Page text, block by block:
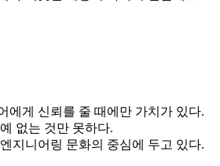
에게 신뢰를 줄 때에만 가치가 있다.
없는 것만 못하다.
지니어링 문화의 중심에 두고 있다.